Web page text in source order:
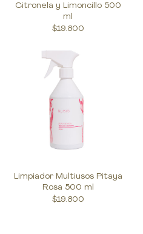
Citronela y Limoncillo 500
ml
$19.800
Limpiador Multiusos Pitaya
Rosa 500 ml
$19.800